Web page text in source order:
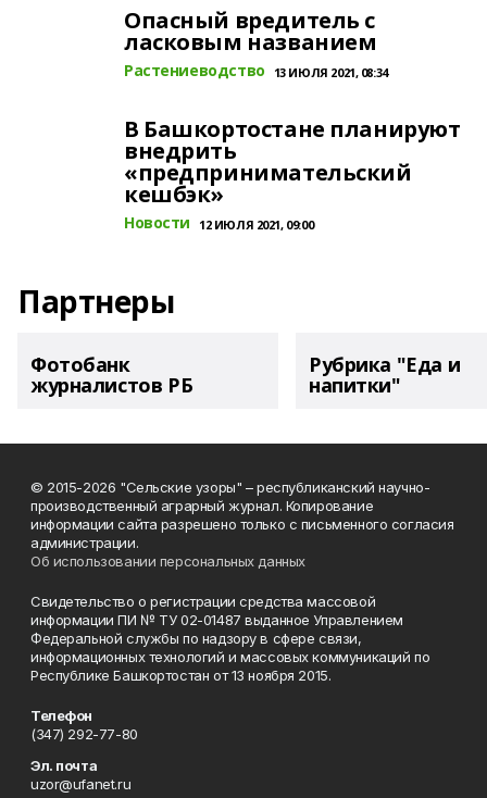
Опасный вредитель с
ласковым названием
Растениеводство 13 ИЮЛЯ 2021, 08:34
В Башкортостане планируют
внедрить
«предпринимательский
кешбэк»
Новости 12 ИЮЛЯ 2021, 09:00
Партнеры
Фотобанк
журналистов РБ
Рубрика "Еда и
напитки"
© 2015-2026 "Сельские узоры" – республиканский научно-
производственный аграрный журнал. Копирование
информации сайта разрешено только с письменного согласия
администрации.
Об использовании персональных данных
Свидетельство о регистрации средства массовой
информации ПИ № ТУ 02-01487 выданное Управлением
Федеральной службы по надзору в сфере связи,
информационных технологий и массовых коммуникаций по
Республике Башкортостан от 13 ноября 2015.
Телефон
(347) 292-77-80
Эл. почта
uzor@ufanet.ru